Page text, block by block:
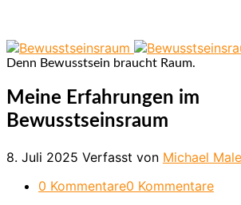
Denn Bewusstsein braucht Raum.
Meine Erfahrungen im
Bewusstseinsraum
8. Juli 2025 Verfasst von Michael
0 Kommentare0 Kommentare